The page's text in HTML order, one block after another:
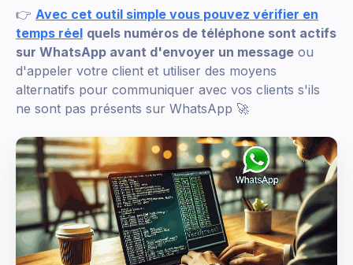
👉 Avec cet outil simple vous pouvez vérifier en
temps réel quels numéros de téléphone sont actifs
sur WhatsApp avant d'envoyer un message ou
d'appeler votre client et utiliser des moyens
alternatifs pour communiquer avec vos clients s'ils
ne sont pas présents sur WhatsApp 🚀